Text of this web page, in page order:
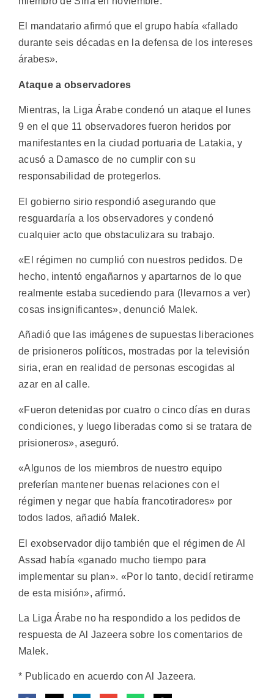
El mandatario afirmó que el grupo había «fallado
durante seis décadas en la defensa de los intereses
árabes».
Ataque a observadores
Mientras, la Liga Árabe condenó un ataque el lunes
9 en el que 11 observadores fueron heridos por
manifestantes en la ciudad portuaria de Latakia, y
acusó a Damasco de no cumplir con su
responsabilidad de protegerlos.
El gobierno sirio respondió asegurando que
resguardaría a los observadores y condenó
cualquier acto que obstaculizara su trabajo.
«El régimen no cumplió con nuestros pedidos. De
hecho, intentó engañarnos y apartarnos de lo que
realmente estaba sucediendo para (llevarnos a ver)
cosas insignificantes», denunció Malek.
Añadió que las imágenes de supuestas liberaciones
de prisioneros políticos, mostradas por la televisión
siria, eran en realidad de personas escogidas al
azar en al calle.
«Fueron detenidas por cuatro o cinco días en duras
condiciones, y luego liberadas como si se tratara de
prisioneros», aseguró.
«Algunos de los miembros de nuestro equipo
preferían mantener buenas relaciones con el
régimen y negar que había francotiradores» por
todos lados, añadió Malek.
El exobservador dijo también que el régimen de Al
Assad había «ganado mucho tiempo para
implementar su plan». «Por lo tanto, decidí retirarme
de esta misión», afirmó.
La Liga Árabe no ha respondido a los pedidos de
respuesta de Al Jazeera sobre los comentarios de
Malek.
* Publicado en acuerdo con Al Jazeera.